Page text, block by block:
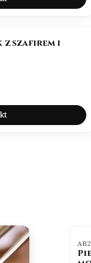
z szafirem i